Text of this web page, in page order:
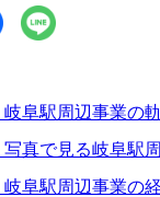
岐阜駅周辺事業の
写真で見る岐阜駅
岐阜駅周辺事業の